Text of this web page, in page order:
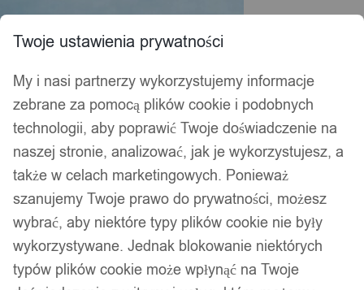
Twoje ustawienia prywatności
My i nasi partnerzy wykorzystujemy informacje
zebrane za pomocą plików cookie i podobnych
technologii, aby poprawić Twoje doświadczenie na
naszej stronie, analizować, jak je wykorzystujesz, a
także w celach marketingowych. Ponieważ
szanujemy Twoje prawo do prywatności, możesz
wybrać, aby niektóre typy plików cookie nie były
wykorzystywane. Jednak blokowanie niektórych
typów plików cookie może wpłynąć na Twoje